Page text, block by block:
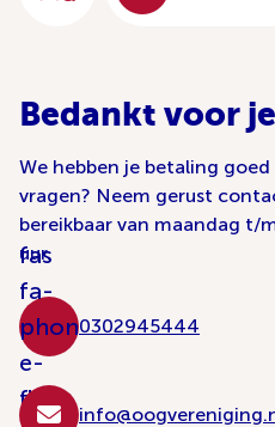
Bedankt voor
We hebben je betaling
vragen? Neem gerust
bereikbaar van maandag t/
uur.
fas
fa-
phon
e-
flip
0302945444